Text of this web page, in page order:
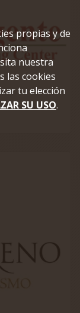
propias y de
nuestra
las cookies
tu elección
SU USO.